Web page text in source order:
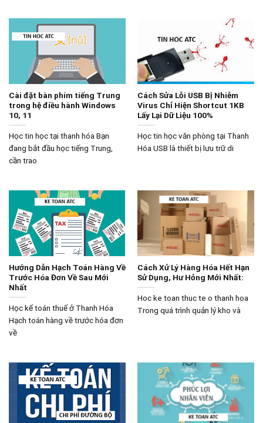
Cài đặt bàn phím tiếng Trung
trong hệ điều hành Windows
10, 11
Học tin học tại thanh hóa Bạn
đang bắt đầu học tiếng Trung,
cần trao
Cách Sửa Lỗi USB Bị Nhiễm
Virus Chỉ Hiện Shortcut 1KB
Lấy Lại Dữ Liệu 100%
Học tin học văn phòng tại Thanh
Hóa USB là thiết bị lưu trữ di
Hướng Dẫn Hạch Toán Hàng Về
Trước Hóa Đơn Về Sau Mới
Nhất
Học kế toán thuế ở Thanh Hóa
Hạch toán hàng về trước hóa đơn
về
Cách Xử Lý Hàng Hóa Hết Hạn
Sử Dụng, Hư Hỏng Mới Nhất:
Hoc ke toan thuc te o thanh hoa
Trong quá trình quản lý kho và